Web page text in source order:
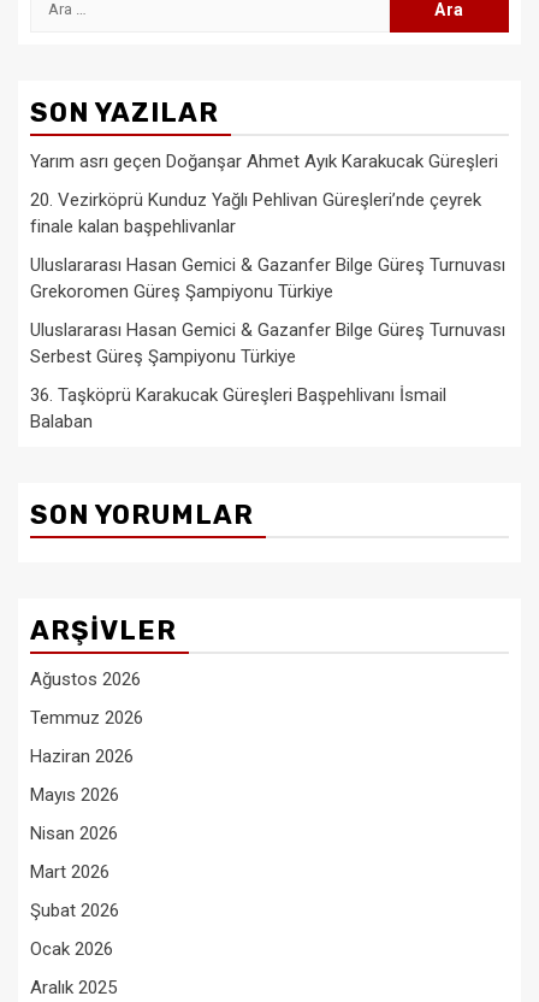
SON YAZILAR
Yarım asrı geçen Doğanşar Ahmet Ayık Karakucak Güreşleri
20. Vezirköprü Kunduz Yağlı Pehlivan Güreşleri’nde çeyrek
finale kalan başpehlivanlar
Uluslararası Hasan Gemici & Gazanfer Bilge Güreş Turnuvası
Grekoromen Güreş Şampiyonu Türkiye
Uluslararası Hasan Gemici & Gazanfer Bilge Güreş Turnuvası
Serbest Güreş Şampiyonu Türkiye
36. Taşköprü Karakucak Güreşleri Başpehlivanı İsmail
Balaban
SON YORUMLAR
ARŞIVLER
Ağustos 2026
Temmuz 2026
Haziran 2026
Mayıs 2026
Nisan 2026
Mart 2026
Şubat 2026
Ocak 2026
Aralık 2025